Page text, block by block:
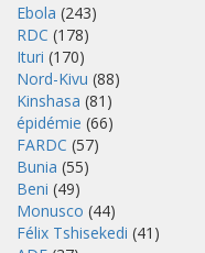
Ebola (243)
RDC (178)
Ituri (170)
Nord-Kivu (88)
Kinshasa (81)
épidémie (66)
FARDC (57)
Bunia (55)
Beni (49)
Monusco (44)
Félix Tshisekedi (41)